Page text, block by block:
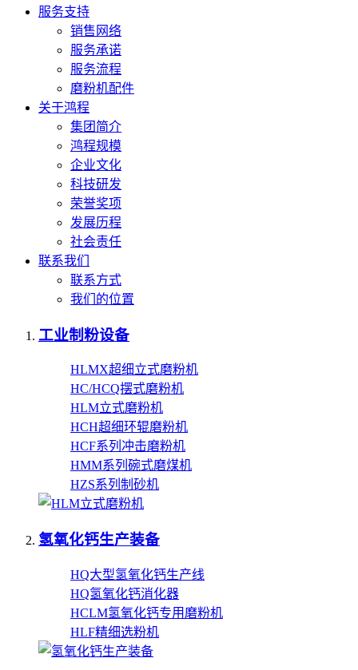
服务支持
销售网络
服务承诺
服务流程
磨粉机配件
关于鸿程
集团简介
鸿程规模
企业文化
科技研发
荣誉奖项
发展历程
社会责任
联系我们
联系方式
我们的位置
工业制粉设备
HLMX超细立式磨粉机
HC/HCQ摆式磨粉机
HLM立式磨粉机
HCH超细环辊磨粉机
HCF系列冲击磨粉机
HMM系列碗式磨煤机
HZS系列制砂机
氢氧化钙生产装备
HQ大型氢氧化钙生产线
HQ氢氧化钙消化器
HCLM氢氧化钙专用磨粉机
HLF精细选粉机